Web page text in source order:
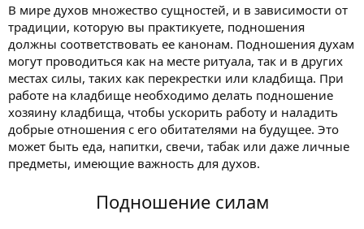
В мире духов множество сущностей, и в зависимости от
традиции, которую вы практикуете, подношения
должны соответствовать ее канонам. Подношения духам
могут проводиться как на месте ритуала, так и в других
местах силы, таких как перекрестки или кладбища. При
работе на кладбище необходимо делать подношение
хозяину кладбища, чтобы ускорить работу и наладить
добрые отношения с его обитателями на будущее. Это
может быть еда, напитки, свечи, табак или даже личные
предметы, имеющие важность для духов.
Подношение силам